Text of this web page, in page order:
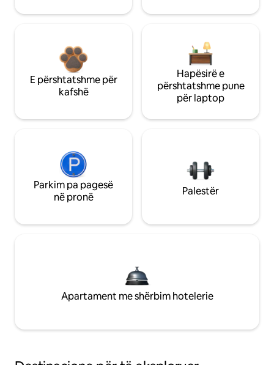
E përshtatshme për
kafshë
Hapësirë e
përshtatshme pune
për laptop
Parkim pa pagesë
në pronë
Palestër
Apartament me shërbim hotelerie